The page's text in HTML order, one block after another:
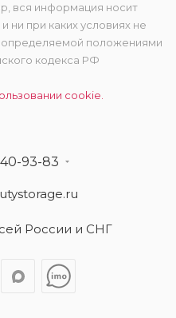
вся информация носит
ни при каких условиях не
определяемой положениями
кодекса РФ
cookie.
93-83
России и СНГ